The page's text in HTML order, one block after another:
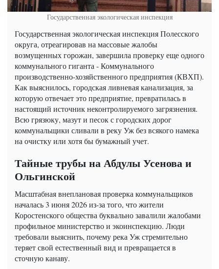
Государственная экологическая инспекция
Государственная экологическая инспекция Полесского
округа, отреагировав на массовые жалобы
возмущенных горожан, завершила проверку еще одного
коммунального гиганта - Коммунального
производственно-хозяйственного предприятия (КВХП).
Как выяснилось, городская ливневая канализация, за
которую отвечает это предприятие, превратилась в
настоящий источник неконтролируемого загрязнения.
Всю грязюку, мазут и песок с городских дорог
коммунальщики сливали в реку Уж без всякого намека
на очистку или хотя бы бумажный учет.
Тайные трубы на Абдулы Усенова и
Ольгинской
Масштабная внеплановая проверка коммунальщиков
началась 3 июня 2026 из-за того, что жители
Коростенского общества буквально завалили жалобами
профильное министерство и экоинспекцию. Люди
требовали выяснить, почему река Уж стремительно
теряет свой естественный вид и превращается в
сточную канаву.